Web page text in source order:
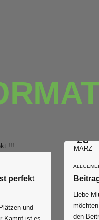
perfekt
und
Kampf ist es
28
MÄRZ
Liebe
den